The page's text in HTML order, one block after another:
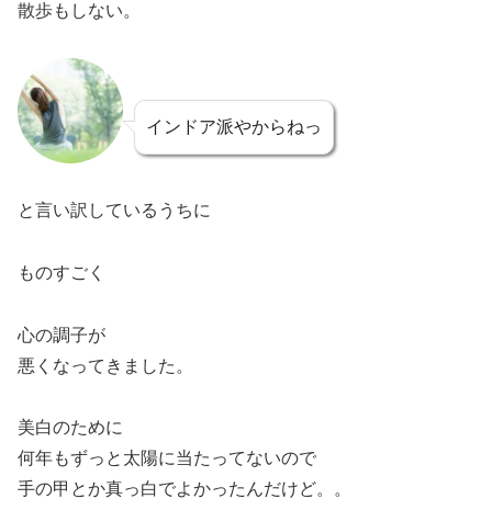
散歩もしない。
インドア派やからねっ
と言い訳しているうちに
ものすごく
心の調子が
悪くなってきました。
美白のために
何年もずっと太陽に当たってないので
手の甲とか真っ白でよかったんだけど。。